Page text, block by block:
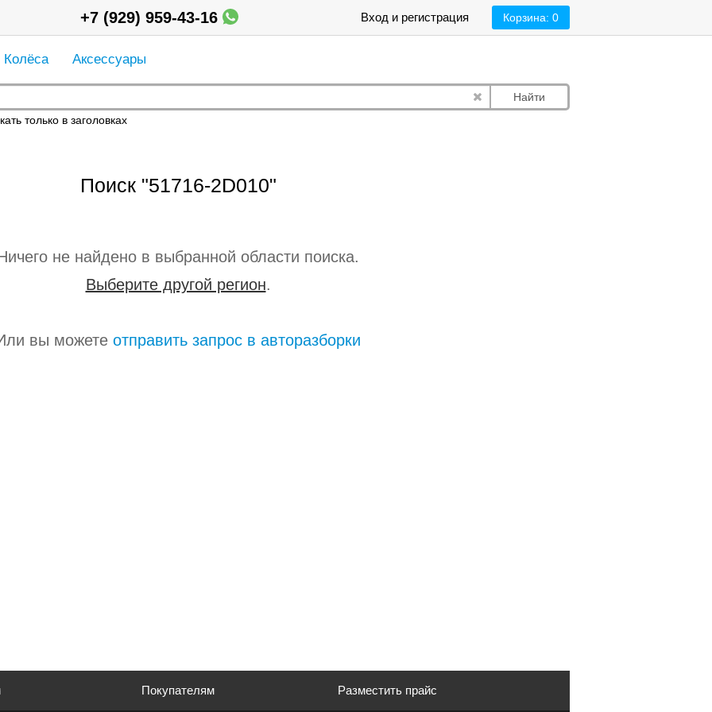
Корзина: 0
Вход и регистрация
+7 (929) 959-43-16
Колёса Аксессуары
Найти
только в заголовках
Поиск "51716-2D010"
не найдено в выбранной области поиска.
Выберите другой регион.
вы можете отправить запрос в авторазборки
Покупателям Разместить прайс